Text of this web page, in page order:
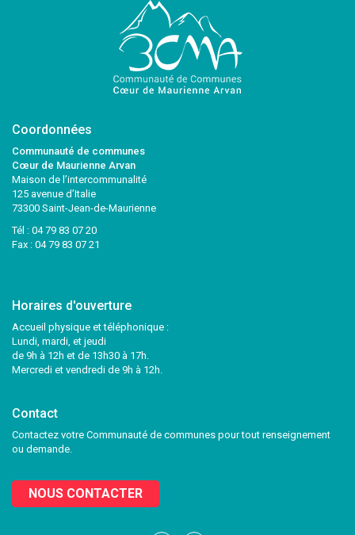
Coordonnées
Communauté de communes
Cœur de Maurienne Arvan
Maison de l’intercommunalité
125 avenue d’Italie
73300 Saint-Jean-de-Maurienne
Tél : 04 79 83 07 20
Fax : 04 79 83 07 21
Horaires d'ouverture
Accueil physique et téléphonique :
Lundi, mardi, et jeudi
de 9h à 12h et de 13h30 à 17h.
Mercredi et vendredi de 9h à 12h.
Contact
Contactez votre Communauté de communes pour tout renseignement
ou demande.
NOUS CONTACTER